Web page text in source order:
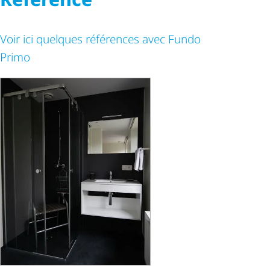
Voir ici quelques références avec Fundo
Primo